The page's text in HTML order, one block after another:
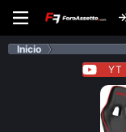
Inicio
YT